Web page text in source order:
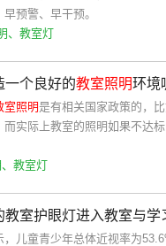
预警、早干预。
、教室灯
一个良好的教室照明环境
室照明是有相关国家政策的，
而实际上教室的照明如果不达
教室灯
室护眼灯进入教室与学
儿童青少年总体近视率为